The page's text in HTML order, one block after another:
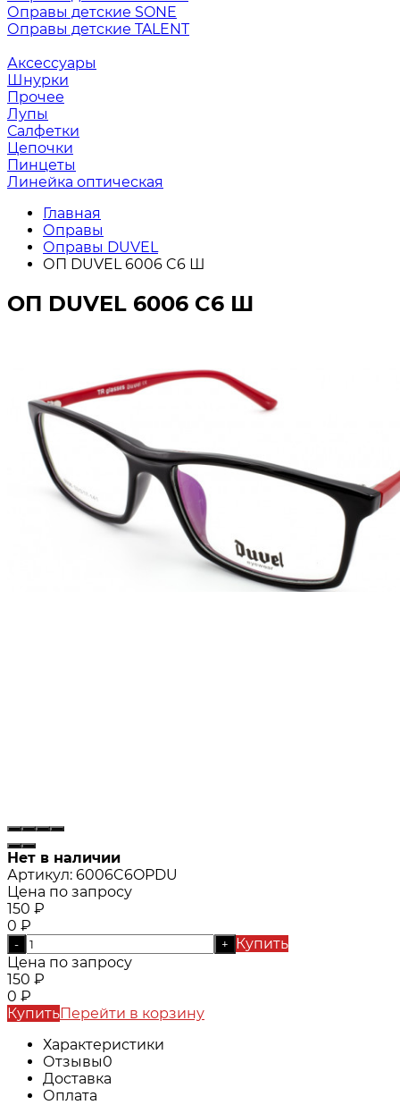
Оправы детские SONE
Оправы детские TALENT
Аксессуары
Шнурки
Прочее
Лупы
Салфетки
Цепочки
Пинцеты
Линейка оптическая
Главная
Оправы
Оправы DUVEL
ОП DUVEL 6006 C6 Ш
ОП DUVEL 6006 C6 Ш
Нет в наличии
Артикул: 6006C6OPDU
Цена по запросу
150 ₽
0 ₽
- +
Купить
Цена по запросу
150 ₽
0 ₽
КупитьПерейти в корзину
Характеристики
Отзывы0
Доставка
Оплата